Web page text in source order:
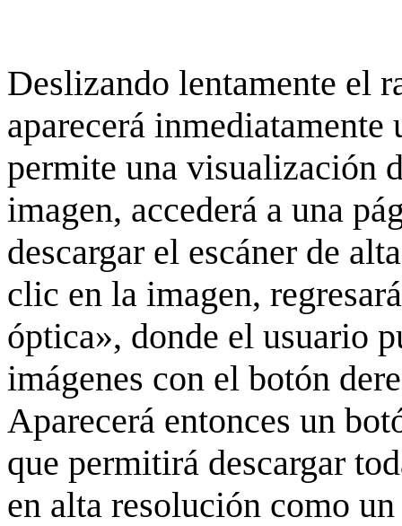
Deslizando lentamente el
aparecerá
permite una visualización
imagen, accederá a una
descargar el escáner de
clic en la imagen,
óptica», donde el usuario
imágenes con el botón
Aparecerá entonces un
que permitirá descargar
en alta resolución como